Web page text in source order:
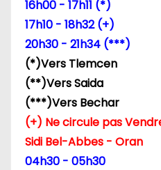
a
r
t
16h00 - 17h11 (*)
17h10 - 18h32 (+)
20h30 - 21h34 (***)
(*)Vers Tlemcen
(**)Vers Saida
(***)Vers Bechar
(+) Ne circule pas
Sidi Bel-Abbes - Oran
04h30 - 05h30